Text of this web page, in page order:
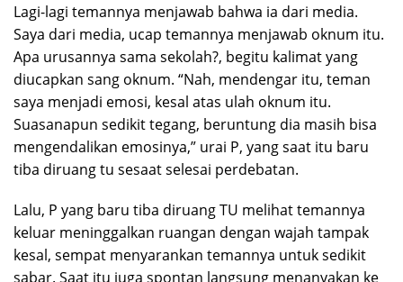
Lagi-lagi temannya menjawab bahwa ia dari media.
Saya dari media, ucap temannya menjawab oknum itu.
Apa urusannya sama sekolah?, begitu kalimat yang
diucapkan sang oknum. “Nah, mendengar itu, teman
saya menjadi emosi, kesal atas ulah oknum itu.
Suasanapun sedikit tegang, beruntung dia masih bisa
mengendalikan emosinya,” urai P, yang saat itu baru
tiba diruang tu sesaat selesai perdebatan.
Lalu, P yang baru tiba diruang TU melihat temannya
keluar meninggalkan ruangan dengan wajah tampak
kesal, sempat menyarankan temannya untuk sedikit
sabar. Saat itu juga spontan langsung menanyakan ke